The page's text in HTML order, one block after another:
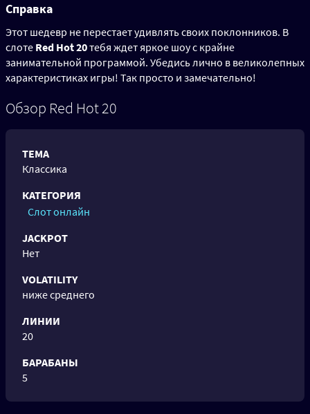
Справка
Этот шедевр не перестает удивлять своих поклонников. В
слоте Red Hot 20тебя ждет яркое шоу с крайне
занимательной программой. Убедись лично в великолепных
характеристиках игры! Так просто и замечательно!
Обзор Red Hot 20
ТЕМА
Классика
КАТЕГОРИЯ
Слот онлайн
JACKPOT
Нет
VOLATILITY
ниже среднего
ЛИНИИ
20
БАРАБАНЫ
5